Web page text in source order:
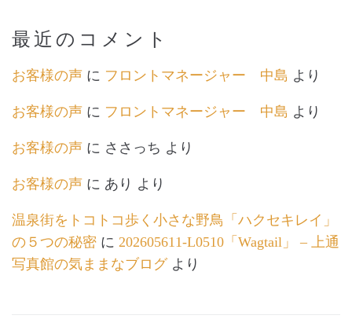
最近のコメント
お客様の声 に フロントマネージャー 中島 より
お客様の声 に フロントマネージャー 中島 より
お客様の声 に ささっち より
お客様の声 に あり より
温泉街をトコトコ歩く小さな野鳥「ハクセキレイ」
の５つの秘密 に 202605611-L0510「Wagtail」 – 上通
写真館の気ままなブログより